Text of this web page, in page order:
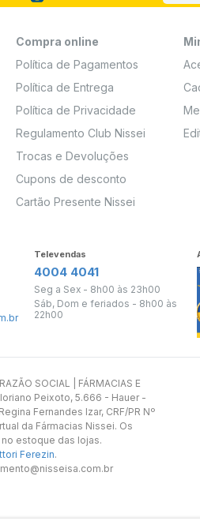
Compra online
Política de Pagamentos
Política de Entrega
Política de Privacidade
Regulamento Club Nissei
Trocas e Devoluções
Cupons de desconto
Cartão Presente Nissei
Televendas
4004 4041
Seg a Sex - 8h00 às 23h00
Sáb, Dom e feriados - 8h00 às
22h00
SOCIAL | FÁRMACIAS E
Peixoto, 5.666 - Hauer -
Fernandes Izar, CRF/PR Nº
da Fármacias Nissei. Os
estoque das lojas.
Ferezin.